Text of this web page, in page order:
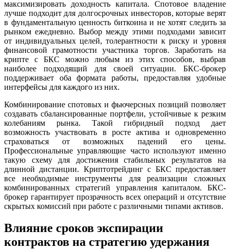
максимизировать доходность капитала. Спотовое владение
лучше подходит для долгосрочных инвесторов, которые верят
в фундаментальную ценность биткоина и не хотят следить за
рынком ежедневно. Выбор между этими подходами зависит
от индивидуальных целей, толерантности к риску и уровня
финансовой грамотности участника торгов. Заработать на
крипте с БКС можно любым из этих способов, выбрав
наиболее подходящий для своей ситуации. БКС-брокер
поддерживает оба формата работы, предоставляя удобные
интерфейсы для каждого из них.
Комбинирование спотовых и фьючерсных позиций позволяет
создавать сбалансированные портфели, устойчивые к резким
колебаниям рынка. Такой гибридный подход дает
возможность участвовать в росте актива и одновременно
страховаться от возможных падений его цены.
Профессиональные управляющие часто используют именно
такую схему для достижения стабильных результатов на
длинной дистанции. Криптотрейдинг с БКС предоставляет
все необходимые инструменты для реализации сложных
комбинированных стратегий управления капиталом. БКС-
брокер гарантирует прозрачность всех операций и отсутствие
скрытых комиссий при работе с различными типами активов.
Влияние сроков экспирации
контрактов на стратегию удержания